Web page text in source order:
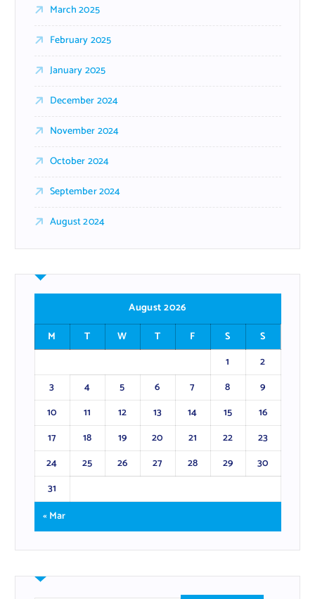
March 2025
February 2025
January 2025
December 2024
November 2024
October 2024
September 2024
August 2024
August 2026
M
T W T F S
S
1
2
3
4 5 6 7 8
9
10
11 12 13 14 15
16
17
18 19 20 21 22
23
24
25 26 27 28 29
30
31
« Mar